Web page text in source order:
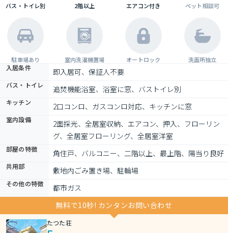
バス・トイレ別 2階以上 エアコン付き ペット相談可
駐車場あり 室内洗濯機置場 オートロック 洗面所独立
入居条件 即入居可、保証人不要
バス・トイレ 追焚機能浴室、浴室に窓、バストイレ別
キッチン 2口コンロ、ガスコンロ対応、キッチンに窓
室内設備
2面採光、全居室収納、エアコン、押入、フローリン
グ、全居室フローリング、全居室洋室
部屋の特徴 角住戸、バルコニー、二階以上、最上階、陽当り良好
共用部 敷地内ごみ置き場、駐輪場
その他の特徴
都市ガス
無料で10秒! カンタンお問い合わせ
たつた荘